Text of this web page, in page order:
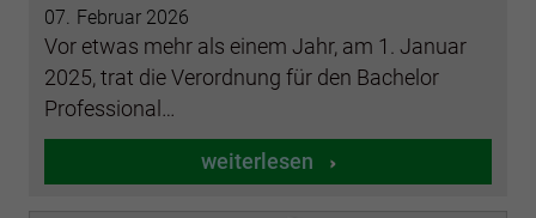
07. Februar 2026
Vor etwas mehr als einem Jahr, am 1. Januar
2025, trat die Verordnung für den Bachelor
Professional…
weiterlesen